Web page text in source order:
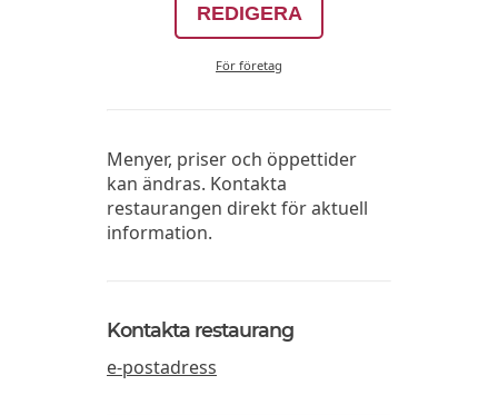
REDIGERA
För företag
Menyer, priser och öppettider
kan ändras. Kontakta
restaurangen direkt för aktuell
information.
Kontakta restaurang
e-postadress